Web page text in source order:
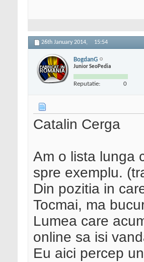
26th January 2014, 15:54
BogdanG
Junior SeoPedia
Reputatie: 0
Catalin Cerga
Am o lista lunga
spre exemplu.
Din pozitia in
Tocmai, ma
Lumea care
online sa isi
Eu aici percep